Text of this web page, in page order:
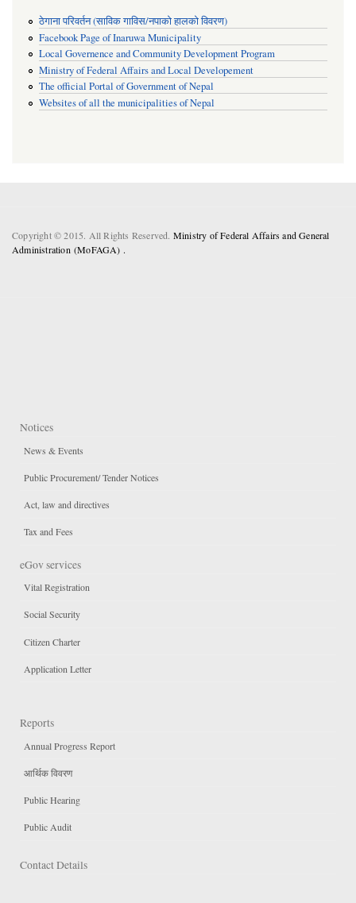
ठेगाना परिवर्तन (साविक गाविस/नपाको हालको विवरण)
Facebook Page of Inaruwa Municipality
Local Governence and Community Development Program
Ministry of Federal Affairs and Local Developement
The official Portal of Government of Nepal
Websites of all the municipalities of Nepal
Copyright © 2015. All Rights Reserved. Ministry of Federal Affairs and General
Administration (MoFAGA) .
Notices
News & Events
Public Procurement/ Tender Notices
Act, law and directives
Tax and Fees
eGov services
Vital Registration
Social Security
Citizen Charter
Application Letter
Reports
Annual Progress Report
आर्थिक विवरण
Public Hearing
Public Audit
Contact Details